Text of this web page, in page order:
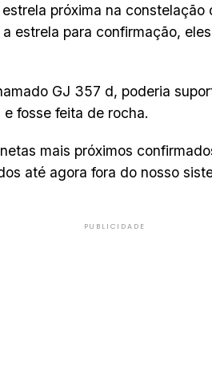
próxima na constelação
estrela para confirmação,
GJ 357 d, poderia
fosse feita de rocha.
mais próximos
até agora fora do nosso
PUBLICIDADE